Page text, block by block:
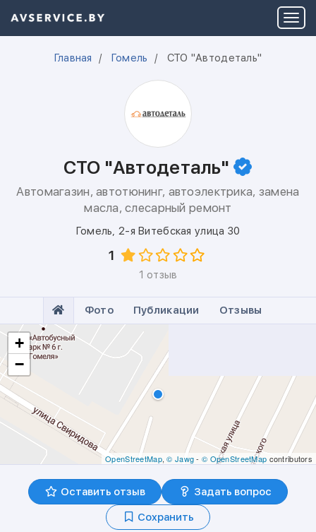
Главная Гомель CTO "Автодеталь"
CTO "Автодеталь"
Автомагазин, автотюнинг, автоэлектрика, замена
масла, слесарный ремонт
Гомель, 2-я Витебская улица 30
1
1 отзыв
Фото Публикации Отзывы
+
−
OpenStreetMap,© Jawg- © OpenStreetMap contributors
Оставить отзыв
Задать вопрос
Сохранить